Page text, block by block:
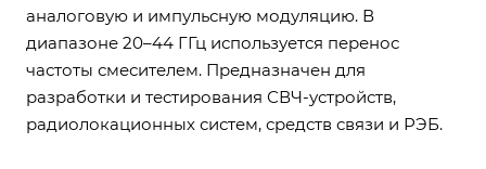
аналоговую и импульсную модуляцию. В
диапазоне 20–44 ГГц используется перенос
частоты смесителем. Предназначен для
разработки и тестирования СВЧ-устройств,
радиолокационных систем, средств связи и РЭБ.